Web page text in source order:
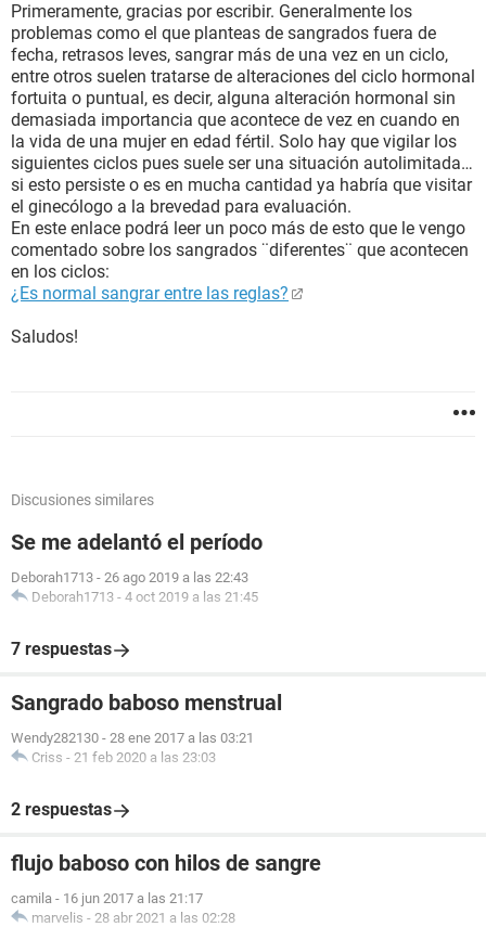
Primeramente, gracias por escribir. Generalmente los
problemas como el que planteas de sangrados fuera de
fecha, retrasos leves, sangrar más de una vez en un ciclo,
entre otros suelen tratarse de alteraciones del ciclo hormonal
fortuita o puntual, es decir, alguna alteración hormonal sin
demasiada importancia que acontece de vez en cuando en
la vida de una mujer en edad fértil. Solo hay que vigilar los
siguientes ciclos pues suele ser una situación autolimitada…
si esto persiste o es en mucha cantidad ya habría que visitar
el ginecólogo a la brevedad para evaluación.
En este enlace podrá leer un poco más de esto que le vengo
comentado sobre los sangrados ¨diferentes¨ que acontecen
en los ciclos:
¿Es normal sangrar entre las reglas?
Saludos!
Discusiones similares
Se me adelantó el período
Deborah1713 - 26 ago 2019 a las 22:43
Deborah1713 - 4 oct 2019 a las 21:45
7 respuestas
Sangrado baboso menstrual
Wendy282130 - 28 ene 2017 a las 03:21
Criss - 21 feb 2020 a las 23:03
2 respuestas
flujo baboso con hilos de sangre
camila - 16 jun 2017 a las 21:17
marvelis - 28 abr 2021 a las 02:28